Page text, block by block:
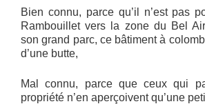
Bien connu, parce qu’il n’est pas
Rambouillet vers la zone du Bel
son grand parc, ce bâtiment à
d’une butte,
Mal connu, parce que ceux qui
propriété n’en aperçoivent qu’une